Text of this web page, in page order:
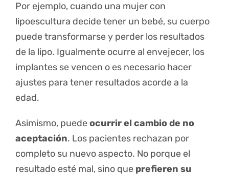
Por ejemplo, cuando una mujer con
lipoescultura decide tener un bebé, su cuerpo
puede transformarse y perder los resultados
de la lipo. Igualmente ocurre al envejecer, los
implantes se vencen o es necesario hacer
ajustes para tener resultados acorde a la
edad.
Asimismo, puedeocurrir el cambio de no
aceptación. Los pacientes rechazan por
completo su nuevo aspecto. No porque el
resultado esté mal, sino que prefieren su